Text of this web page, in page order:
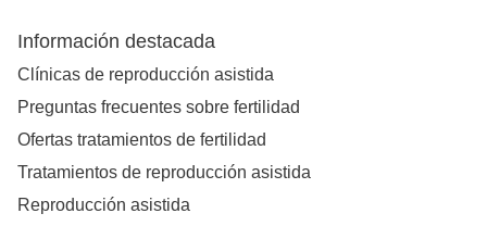
Información destacada
Clínicas de reproducción asistida
Preguntas frecuentes sobre fertilidad
Ofertas tratamientos de fertilidad
Tratamientos de reproducción asistida
Reproducción asistida